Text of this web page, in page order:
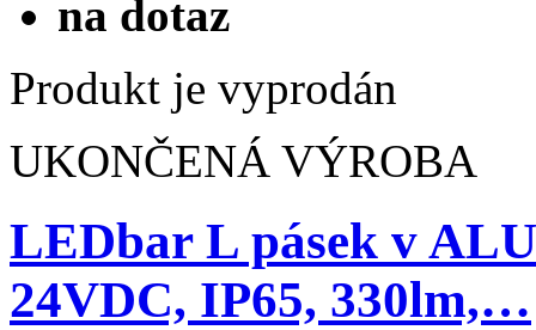
na dotaz
Produkt je vyprodán
UKONČENÁ VÝROBA
LEDbar L pásek v
24VDC, IP65, 330lm,…